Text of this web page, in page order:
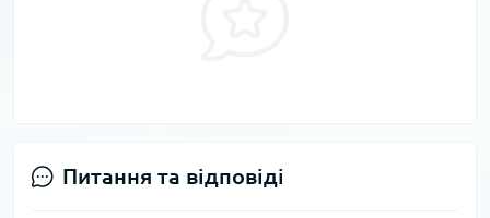
Питання та відповіді